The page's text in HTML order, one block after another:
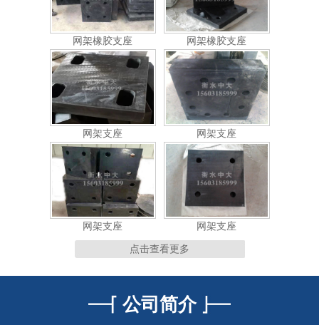
网架橡胶支座 网架橡胶支座
网架支座 网架支座
网架支座 网架支座
连廊支座 连廊支座
点击查看更多
公司简介